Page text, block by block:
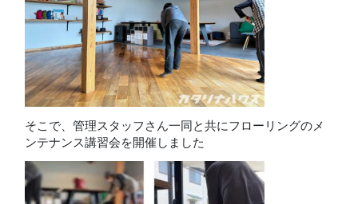
そこで、管理スタッフさん一同と共にフローリングのメ
ンテナンス講習会を開催しました